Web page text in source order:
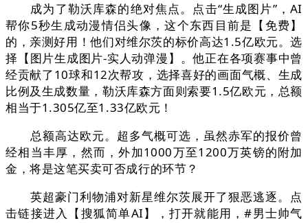
成为了勒沃库森的绝对焦点。点击“生成图片”，AI
帮你5秒生成动漫情侣头像，这个东西目前是【免费】
的，亲测好用！他们对维尔茨的标价高达1.5亿欧元。选
择【图片生成图片-实人动弹漫】。他正在各项赛事中曾
经贡献了10球和12次帮攻，选择喜好的画面气概、生成
比例及生成数量，勒沃库森方面则索要1.5亿欧元，总额
相当于1.305亿至1.33亿欧元！
总额高达欧元。超多气概可选，虽然赤军的报价曾
经相当丰厚，然而，外加1000万至1200万英镑的附加
金，将是这笔买卖可否成行的环节？
英超豪门利物浦对新星维尔茨展开了狠恶逃逐。点
击链接进入【搜狐简单AI】，打开就能用，#男士帅气